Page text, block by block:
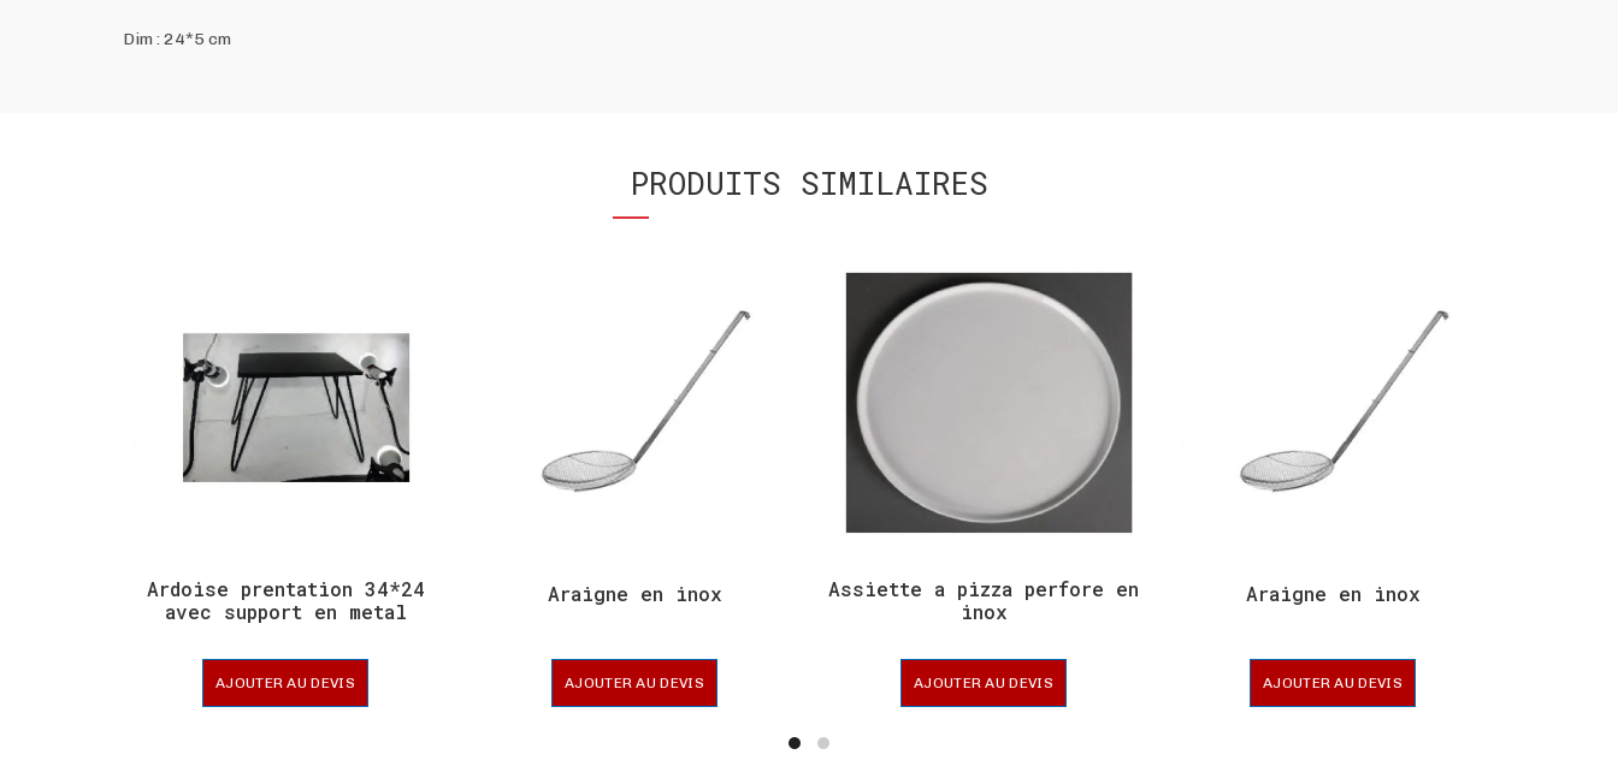
Dim : 24*5 cm
PRODUITS SIMILAIRES
Ardoise prentation 34*24
avec support en metal
AJOUTER AU DEVIS
Araigne en inox
AJOUTER AU DEVIS
Assiette a pizza perfore en
inox
AJOUTER AU DEVIS
Araigne en inox
AJOUTER AU DEVIS